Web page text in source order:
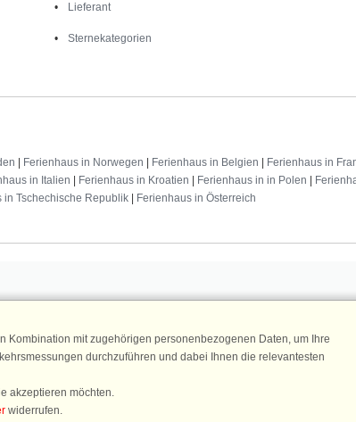
Lieferant
Sternekategorien
Ferienhaus in Norwegen Ferienhaus in Belgien Ferienhaus in
in Italien Ferienhaus in Kroatien Ferienhaus in in Polen
in Tschechische Republik Ferienhaus in Österreich
mit zugehörigen personenbezogenen Daten, um Ihre
durchzuführen und dabei Ihnen die relevantesten
akzeptieren möchten.
widerrufen.